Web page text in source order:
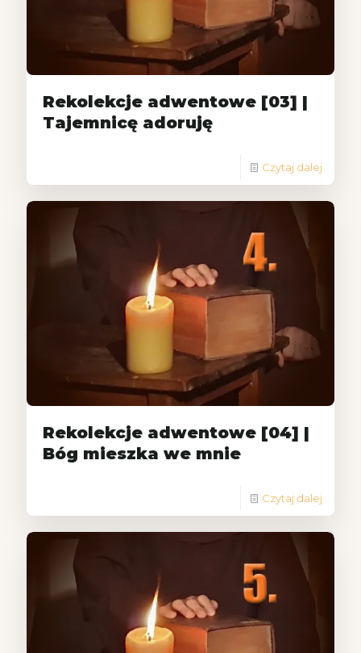
Rekolekcje adwentowe [03] |
Tajemnicę adoruję
Czytaj dalej
Rekolekcje adwentowe [04] |
Bóg mieszka we mnie
Czytaj dalej